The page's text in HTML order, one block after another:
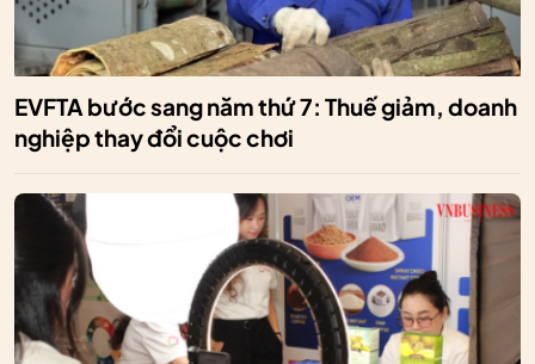
EVFTA bước sang năm thứ 7: Thuế giảm, doanh
nghiệp thay đổi cuộc chơi